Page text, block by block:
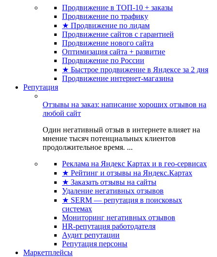
Продвижение в ТОП-10 + заказы
Продвижение по трафику
★ Продвижение по лидам
Продвижение сайтов с гарантией
Продвижение нового сайта
Оптимизация сайта + развитие
Продвижение по России
★ Быстрое продвижение в Яндексе за 2 дня
Продвижение интернет-магазина
Репутация
Отзывы на заказ: написание хороших отзывов на
любой сайт
Один негативный отзыв в интернете влияет на
мнение тысяч потенциальных клиентов
продолжительное время. ...
Реклама на Яндекс Картах и в гео-сервисах
★ Рейтинг и отзывы на Яндекс.Картах
★ Заказать отзывы на сайты
Удаление негативных отзывов
★ SERM — репутация в поисковых
системах
Мониторинг негативных отзывов
HR-репутация работодателя
Аудит репутации
Репутация персоны
Маркетплейсы